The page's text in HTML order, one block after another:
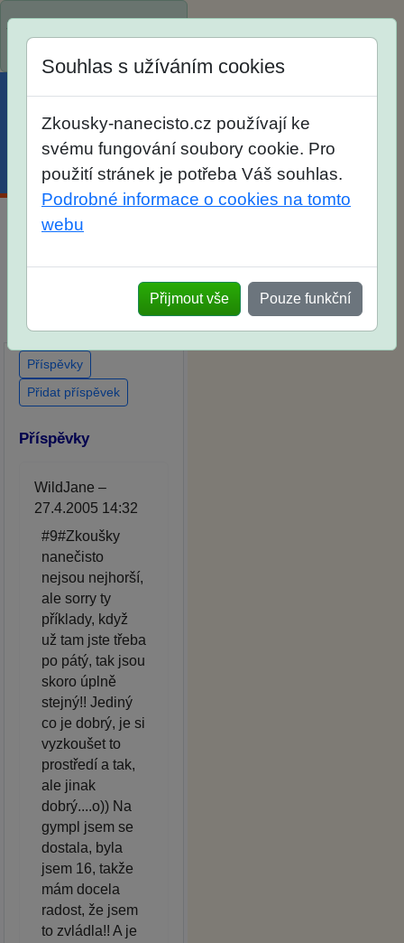
Spustili jsme přihlašování
na školní rok 2026/2027!
Účet Košík
u zkoušek na SŠ? Vaše
ohlasy po skutečných
přijímacích zkouškách
Souhlas s užíváním cookies
Zkousky-nanecisto.cz používají ke
svému fungování soubory cookie. Pro
použití stránek je potřeba Váš souhlas.
Podrobné informace o cookies na tomto
webu
Přijmout vše Pouze funkční
Příspěvky
Přidat příspěvek
Příspěvky
WildJane –
27.4.2005 14:32
#9#Zkoušky
nanečisto
nejsou nejhorší,
ale sorry ty
příklady, když
už tam jste třeba
po pátý, tak jsou
skoro úplně
stejný!! Jediný
co je dobrý, je si
vyzkoušet to
prostředí a tak,
ale jinak
dobrý....o)) Na
gympl jsem se
dostala, byla
jsem 16, takže
mám docela
radost, že jsem
to zvládla!! A je